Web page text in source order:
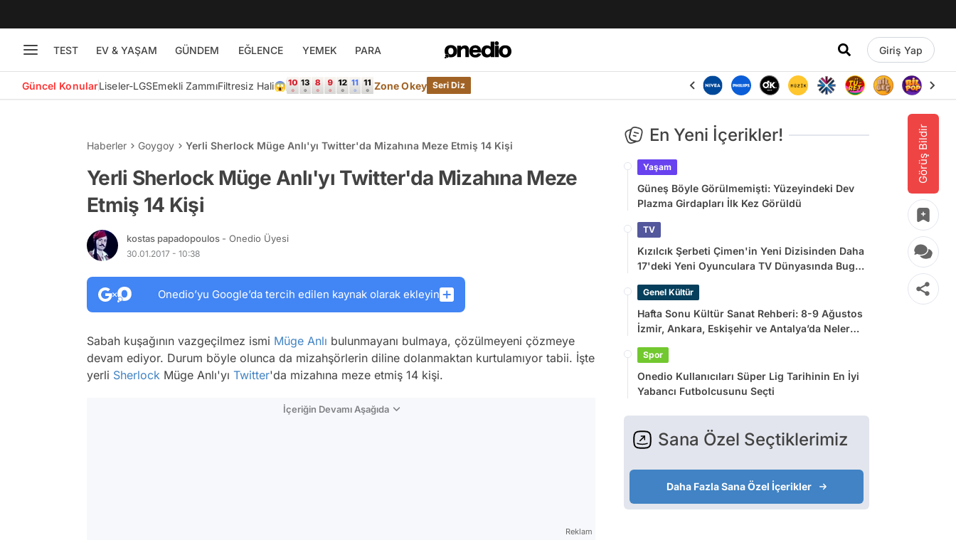
TEST EV & YAŞAM GÜNDEM EĞLENCE YEMEK PARA Giriş Yap
Güncel KonularLiseler-LGSEmekli ZammıFiltresiz Hali😱 Zone Okey Seri Diz
Görüş Bildir
Haberler Goygoy Yerli Sherlock Müge Anlı'yı Twitter'da Mizahına Meze Etmiş 14 Kişi
Yerli Sherlock Müge Anlı'yı Twitter'da Mizahına Meze
Etmiş 14 Kişi
kostas papadopoulos - Onedio Üyesi
30.01.2017 - 10:38
Onedio’yu Google’da tercih edilen kaynak olarak ekleyin
Sabah kuşağının vazgeçilmez ismi Müge Anlı bulunmayanı bulmaya, çözülmeyeni çözmeye
devam ediyor. Durum böyle olunca da mizahşörlerin diline dolanmaktan kurtulamıyor tabii. İşte
yerli Sherlock Müge Anlı'yı Twitter'da mizahına meze etmiş 14 kişi.
İçeriğin Devamı Aşağıda
Reklam
En Yeni İçerikler!
Yaşam
Güneş Böyle Görülmemişti: Yüzeyindeki Dev
Plazma Girdapları İlk Kez Görüldü
TV
Kızılcık Şerbeti Çimen'in Yeni Dizisinden Daha
17'deki Yeni Oyunculara TV Dünyasında Bugün
Genel Kültür
Hafta Sonu Kültür Sanat Rehberi: 8-9 Ağustos
İzmir, Ankara, Eskişehir ve Antalya’da Neler
Spor
Onedio Kullanıcıları Süper Lig Tarihinin En İyi
Yabancı Futbolcusunu Seçti
Sana Özel Seçtiklerimiz
Daha Fazla Sana Özel İçerikler